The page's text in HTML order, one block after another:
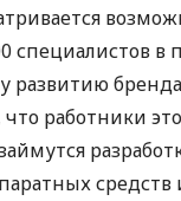
специалистов в
развитию
работники